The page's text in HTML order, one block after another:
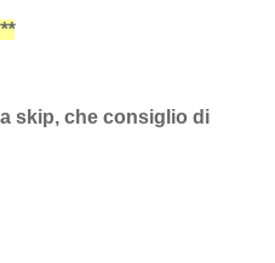
skip, che consiglio di